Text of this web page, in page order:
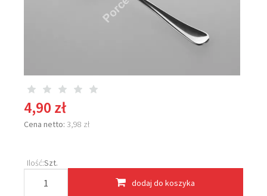
4,90 zł
Cena netto: 3,98 zł
Ilość:Szt.
dodaj do koszyka